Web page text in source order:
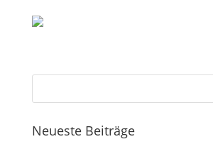
Neueste Beiträge